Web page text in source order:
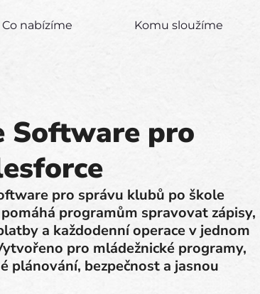
Co nabízíme Komu sloužíme
Software pro
pro správu klubů po škole
programům spravovat zápisy,
a každodenní operace v jednom
pro mládežnické programy,
plánování, bezpečnost a jasnou